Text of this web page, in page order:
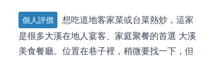
個人評價
想吃道地客家菜或台菜熱炒，這家
是很多大溪在地人宴客、家庭聚餐的首選 大溪
美食餐廳。位置在巷子裡，稍微要找一下，但